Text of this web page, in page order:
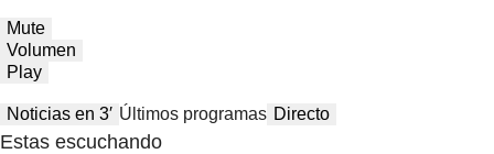
Mute
Volumen
Play
Noticias en 3′ Últimos programas Directo
Estas escuchando